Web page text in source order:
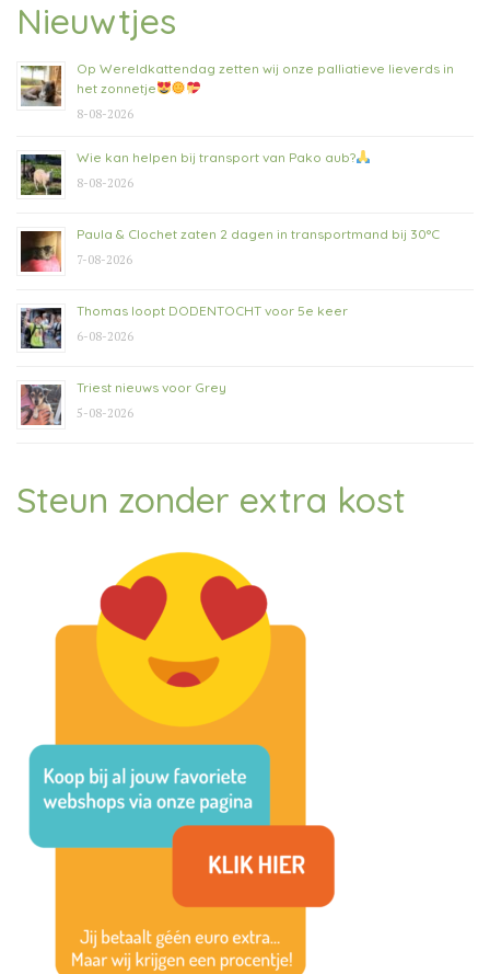
Nieuwtjes
Op Wereldkattendag zetten wij onze palliatieve lieverds in
het zonnetje
8-08-2026
Wie kan helpen bij transport van Pako aub?
8-08-2026
Paula & Clochet zaten 2 dagen in transportmand bij 30°C
7-08-2026
Thomas loopt DODENTOCHT voor 5e keer
6-08-2026
Triest nieuws voor Grey
5-08-2026
Steun zonder extra kost